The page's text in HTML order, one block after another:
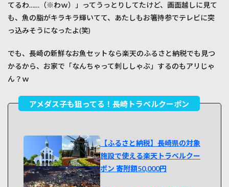
（ラ
オ
リ）
ゃん
ぽん
絶ｗ
2
雲仙
温泉
も！
三連
休に
行き
てるわ……（※わｗ）」ってうっとりしてたけど、画面越しに見て
も、魚の脂がキラキラ輝いてて、あたしもお箸持参でテレビに突
っ込みそうになったよ(笑)
でも、長崎の新鮮なお魚セットなら楽天のふるさと納税でも見つ
かるから、お家で「なんちゃって刺ししゃぶ」するのもアリじゃ
ん？ｗ
【ふるさと納税】長崎県の対象
施設で使える楽天トラベルクー
ポン 寄附額50,000円